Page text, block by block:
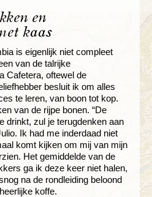
en
kaas
is eigenlijk niet compleet
van de talrijke
Cafetera, oftewel de
besluit ik om alles
te leren, van boon tot kop.
van de rijpe bonen. “De
drinkt, zul je terugdenken aan
Ik had me inderdaad niet
komt kijken om mij van mijn
Het gemiddelde van de
ga ik deze keer niet halen,
na de rondleiding beloond
koffe.